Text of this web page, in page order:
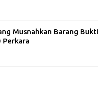
Musnahkan Barang Bukti
Perkara